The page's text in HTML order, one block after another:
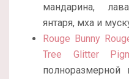
мандарина,
янтаря, мха и
Rouge Bunny
Tree Glitter